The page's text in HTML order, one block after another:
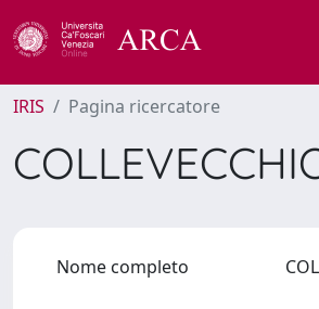
IRIS Pagina ricercatore
Nome completo